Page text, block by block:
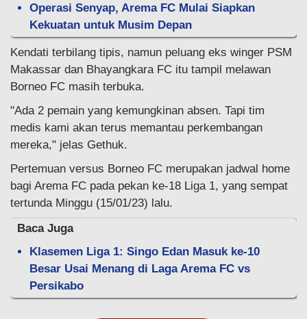
Operasi Senyap, Arema FC Mulai Siapkan
Kekuatan untuk Musim Depan
Kendati terbilang tipis, namun peluang eks winger PSM
Makassar dan Bhayangkara FC itu tampil melawan
Borneo FC masih terbuka.
"Ada 2 pemain yang kemungkinan absen. Tapi tim
medis kami akan terus memantau perkembangan
mereka," jelas Gethuk.
Pertemuan versus Borneo FC merupakan jadwal home
bagi Arema FC pada pekan ke-18 Liga 1, yang sempat
tertunda Minggu (15/01/23) lalu.
Baca Juga
Klasemen Liga 1: Singo Edan Masuk ke-10
Besar Usai Menang di Laga Arema FC vs
Persikabo